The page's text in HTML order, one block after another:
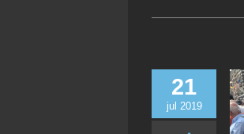
21
jul 2019